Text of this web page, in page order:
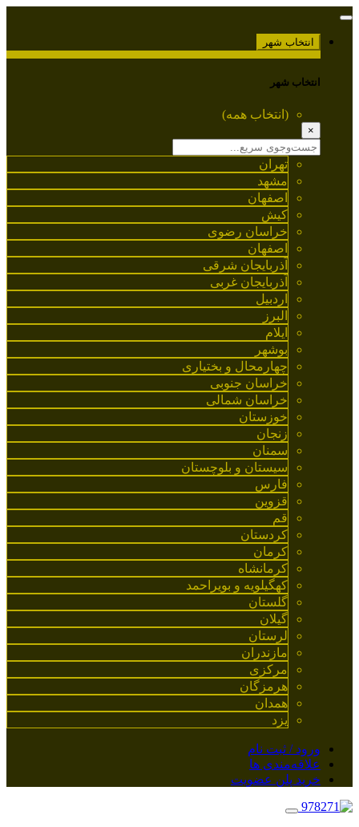
انتخاب شهر
انتخاب شهر
(انتخاب همه)
×
تهران
مشهد
اصفهان
کیش
خراسان رضوی
اصفهان
آذربایجان شرقی
آذربایجان غربی
اردبیل
البرز
ایلام
بوشهر
چهارمحال و بختیاری
خراسان جنوبی
خراسان شمالی
خوزستان
زنجان
سمنان
سیستان و بلوچستان
فارس
قزوین
قم
کردستان
کرمان
کرمانشاه
کهگیلویه و بویراحمد
گلستان
گیلان
لرستان
مازندران
مرکزی
هرمزگان
همدان
یزد
ورود / ثبت نام
علاقه‌مندی ها
خرید پلن عضویت